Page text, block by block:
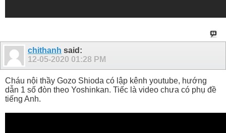
chithanh said:
12-05-2020 01:28 PM
Cháu nội thầy Gozo Shioda có lập kênh youtube, hướng
dẫn 1 số đòn theo Yoshinkan. Tiếc là video chưa có phụ đề
tiếng Anh.